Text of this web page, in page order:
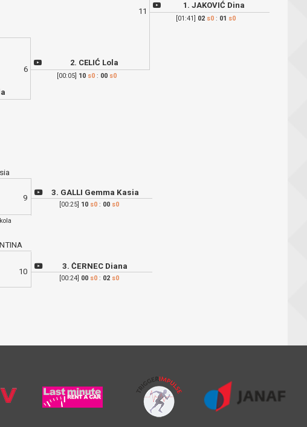
6
11
2. CELIĆ Lola
[00:05] 10 s0: 00 s0
1. JAKOVIĆ Dina
[01:41] 02 s0 : 01 s0
9
3. GALLI Gemma Kasia
[00:25] 10 s0 : 00 s0
10
3. ČERNEC Diana
[00:24] 00 s0 : 02 s0